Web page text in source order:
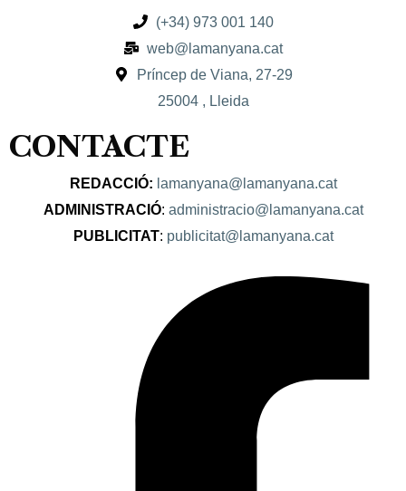
(+34) 973 001 140
web@lamanyana.cat
Príncep de Viana, 27-29
25004 , Lleida
CONTACTE
REDACCIÓ: lamanyana@lamanyana.cat
ADMINISTRACIÓ: administracio@lamanyana.cat
PUBLICITAT: publicitat@lamanyana.cat